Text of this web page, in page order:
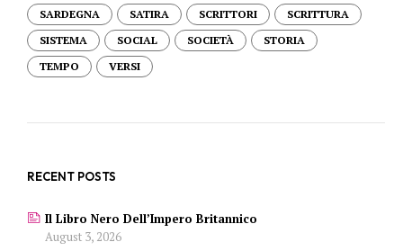
SARDEGNA
SATIRA SCRITTORI
SCRITTURA
SISTEMA
SOCIAL SOCIETÀ
STORIA
TEMPO
VERSI
RECENT POSTS
Il Libro Nero Dell’Impero Britannico
August 3, 2026